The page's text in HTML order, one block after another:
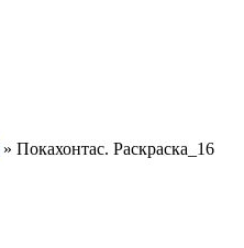
» Покахонтас. Раскраска_16